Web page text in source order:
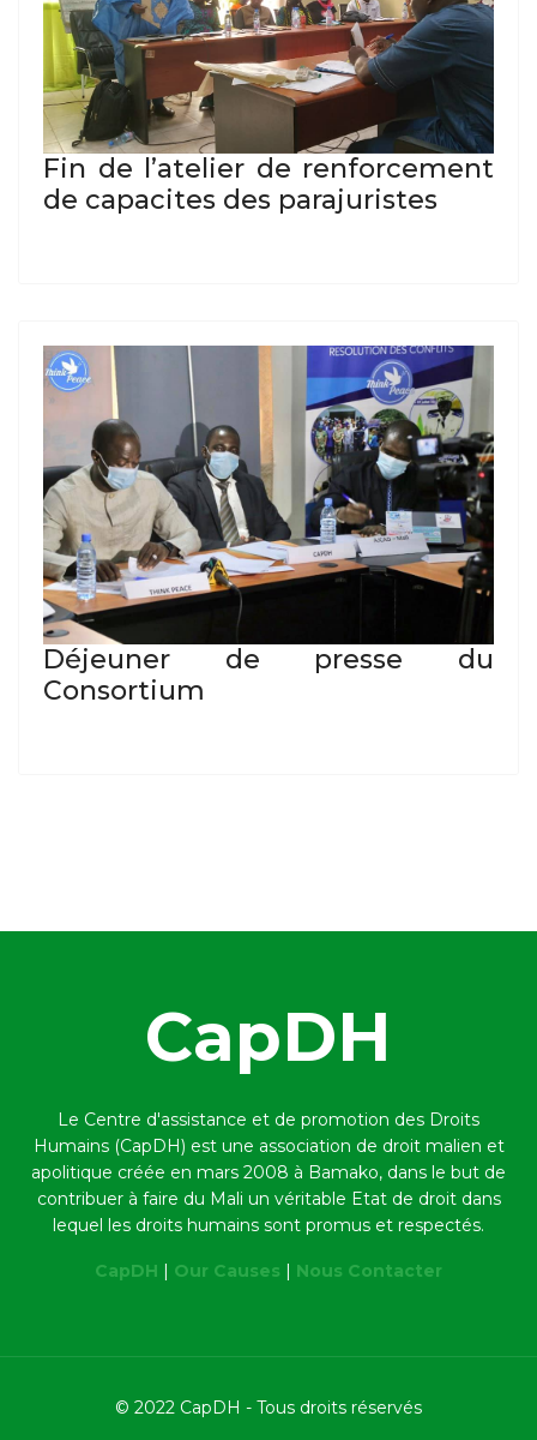
Fin de l’atelier de renforcement
de capacites des parajuristes
Déjeuner de presse du
Consortium
CapDH
Le Centre d'assistance et de promotion des Droits
Humains (CapDH) est une association de droit malien et
apolitique créée en mars 2008 à Bamako, dans le but de
contribuer à faire du Mali un véritable Etat de droit dans
lequel les droits humains sont promus et respectés.
CapDH Our Causes Nous Contacter
© 2022 CapDH - Tous droits réservés